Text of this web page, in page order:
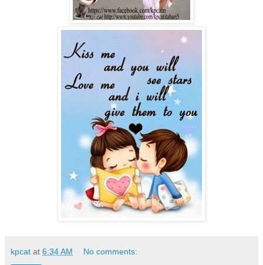
kpcat at 6:34 AM No comments: